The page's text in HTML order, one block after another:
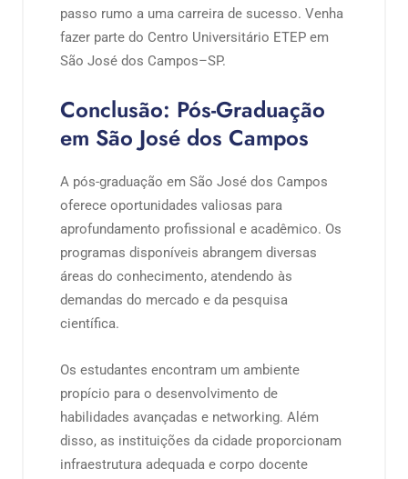
passo rumo a uma carreira de sucesso. Venha
fazer parte do Centro Universitário ETEP em
São José dos Campos–SP.
Conclusão: Pós-Graduação
em São José dos Campos
A pós-graduação em São José dos Campos
oferece oportunidades valiosas para
aprofundamento profissional e acadêmico. Os
programas disponíveis abrangem diversas
áreas do conhecimento, atendendo às
demandas do mercado e da pesquisa
científica.
Os estudantes encontram um ambiente
propício para o desenvolvimento de
habilidades avançadas e networking. Além
disso, as instituições da cidade proporcionam
infraestrutura adequada e corpo docente